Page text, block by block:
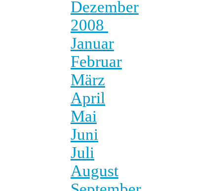
Dezember
2008
Januar
Februar
März
April
Mai
Juni
Juli
August